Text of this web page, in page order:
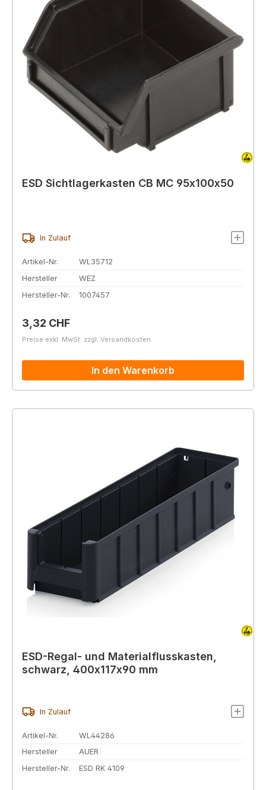
ESD Sichtlagerkasten CB MC 95x100x50
In Zulauf
Artikel-Nr.
WL35712
Hersteller
WEZ
Hersteller-Nr.
1007457
Regulärer Preis:
3,32 CHF
Preise exkl. MwSt. zzgl. Versandkosten
In den Warenkorb
ESD-Regal- und Materialflusskasten,
schwarz, 400x117x90 mm
In Zulauf
Artikel-Nr.
WL44286
Hersteller
AUER
Hersteller-Nr.
ESD RK 4109